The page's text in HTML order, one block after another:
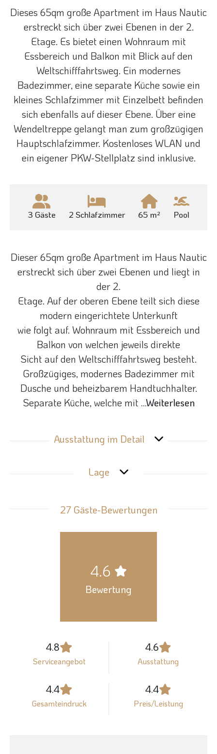
Dieses 65qm große Apartment im Haus Nautic
erstreckt sich über zwei Ebenen in der 2.
Etage. Es bietet einen Wohnraum mit
Essbereich und Balkon mit Blick auf den
Weltschifffahrtsweg. Ein modernes
Badezimmer, eine separate Küche sowie ein
kleines Schlafzimmer mit Einzelbett befinden
sich ebenfalls auf dieser Ebene. Über eine
Wendeltreppe gelangt man zum großzügigen
Hauptschlafzimmer. Kostenloses WLAN und
ein eigener PKW-Stellplatz sind inklusive.
3 Gäste 2 Schlafzimmer 65 m² Pool
Dieser 65qm große Apartment im Haus Nautic
erstreckt sich über zwei Ebenen und liegt in
der 2.
Etage. Auf der oberen Ebene teilt sich diese
modern eingerichtete Unterkunft
wie folgt auf. Wohnraum mit Essbereich und
Balkon von welchen jeweils direkte
Sicht auf den Weltschifffahrtsweg besteht.
Großzügiges, modernes Badezimmer mit
Dusche und beheizbarem Handtuchhalter.
Separate Küche, welche mit ...Weiterlesen
Ausstattung im Detail
Lage
27 Gäste-Bewertungen
4.6
Bewertung
4.8
Serviceangebot
4.6
Ausstattung
4.4
Gesamteindruck
4.4
Preis/Leistung